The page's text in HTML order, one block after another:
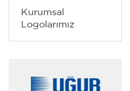
Kurumsal
Logolarımız